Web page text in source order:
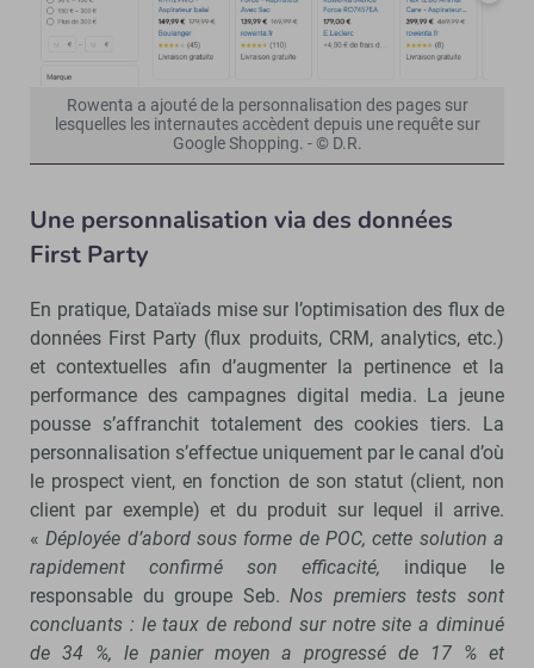
Rowenta a ajouté de la personnalisation des pages sur
lesquelles les internautes accèdent depuis une requête sur
Google Shopping. - © D.R.
Une personnalisation via des données
First Party
En pratique, Dataïads mise sur l’optimisation des flux de
données First Party (flux produits, CRM, analytics, etc.)
et contextuelles afin d’augmenter la pertinence et la
performance des campagnes digital media. La jeune
pousse s’affranchit totalement des cookies tiers. La
personnalisation s’effectue uniquement par le canal d’où
le prospect vient, en fonction de son statut (client, non
client par exemple) et du produit sur lequel il arrive.
«Déployée d’abord sous forme de POC, cette solution a
rapidement confirmé son efficacité, indique le
responsable du groupe Seb.Nos premiers tests sont
concluants : le taux de rebond sur notre site a diminué
de 34 %, le panier moyen a progressé de 17 % et